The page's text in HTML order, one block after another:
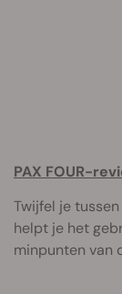
PAX FOUR-
Twijfel je
helpt je het
minpunten van